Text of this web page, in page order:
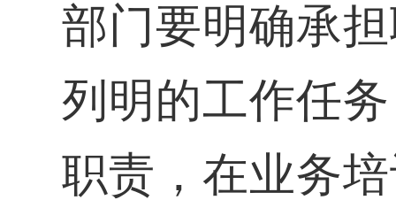
部门要明确承
列明的工作任
职责，在业务